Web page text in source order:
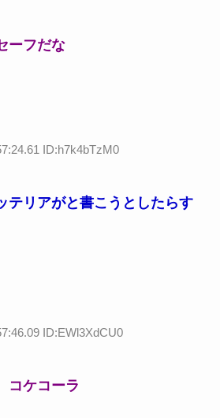
ーフだな
ID:h7k4bTzM0
テリアがと書こうとしたらす
ID:EWl3XdCU0
コケコーラ